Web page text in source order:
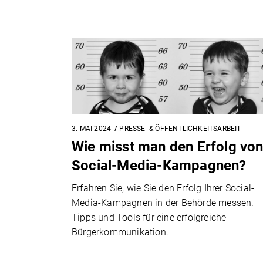
3. MAI 2024 PRESSE- & ÖFFENTLICHKEITSARBEIT
Wie misst man den Erfolg von
Social-Media-Kampagnen?
Erfahren Sie, wie Sie den Erfolg Ihrer Social-
Media-Kampagnen in der Behörde messen.
Tipps und Tools für eine erfolgreiche
Bürgerkommunikation.